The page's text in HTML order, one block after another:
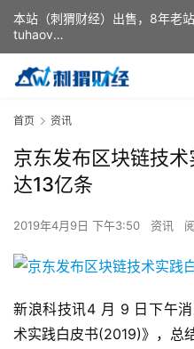
首页 资讯
京东发布区块链技
达13亿条
2019年4月9日 下午3:50 资讯
新浪科技讯4 月 9 日下午
术实践白皮书(2019)》，总
本站（刺猬财经）出售，8年老
tuhaov
This website (ciweicaijing) is
website. If you need it, please